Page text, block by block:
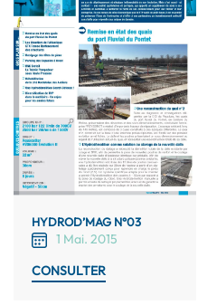
HYDROD’MAG N°03
1 Mai. 2015
CONSULTER